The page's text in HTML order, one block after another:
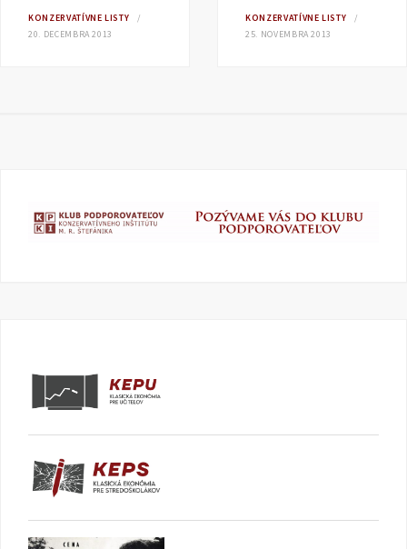
KONZERVATÍVNE LISTY
20. DECEMBRA 2013
KONZERVATÍVNE LISTY
25. NOVEMBRA 2013